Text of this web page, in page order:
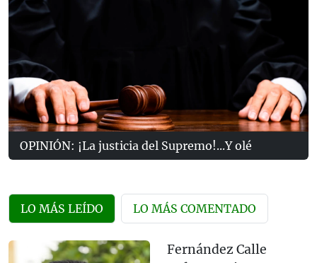
OPINIÓN: ¡La justicia del Supremo!...Y olé
LO MÁS LEÍDO LO MÁS COMENTADO
Fernández Calle